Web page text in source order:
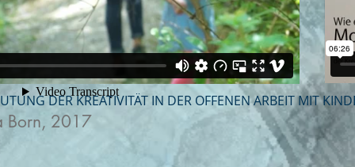
DER KREATIVITÄT IN DER OFFENEN ARBEIT MIT
Born, 2017